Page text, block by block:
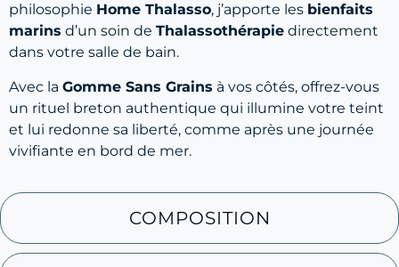
COMPOSITION
philosophie Home Thalasso, j’apporte les bienfaits
marins d’un soin de Thalassothérapie directement
dans votre salle de bain.
Avec la Gomme Sans Grains à vos côtés, offrez-vous
un rituel breton authentique qui illumine votre teint
et lui redonne sa liberté, comme après une journée
vivifiante en bord de mer.